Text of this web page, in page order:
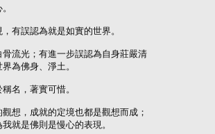
有誤認為就是如實的世界。
流光；有進一步誤認為自身莊嚴清
為佛身、淨土。
名，著實可惜。
想，成就的定境也都是觀想而成；
就是佛則是慢心的表現。